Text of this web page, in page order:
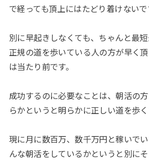
で経っても頂上にはたどり着けないで
別に早起きしなくても、ちゃんと最
正規の道を歩いている人の方が早く
は当たり前です。
成功するのに必要なことは、朝活の
らかというと明らかに正しい道を歩く
現に月に数百万、数千万円と稼いで
んな朝活をしているかというと別に